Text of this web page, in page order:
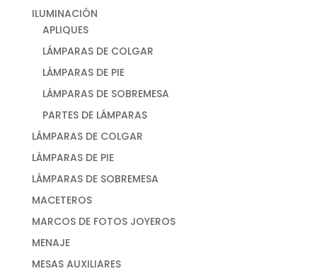
ILUMINACIÓN
APLIQUES
LÁMPARAS DE COLGAR
LÁMPARAS DE PIE
LÁMPARAS DE SOBREMESA
PARTES DE LÁMPARAS
LÁMPARAS DE COLGAR
LÁMPARAS DE PIE
LÁMPARAS DE SOBREMESA
MACETEROS
MARCOS DE FOTOS JOYEROS
MENAJE
MESAS AUXILIARES